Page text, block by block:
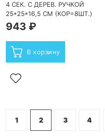
4 СЕК. С ДЕРЕВ. РУЧКОЙ
25*25*16,5 СМ (КОР=8ШТ.)
943 ₽
В корзину
1 2 3 4